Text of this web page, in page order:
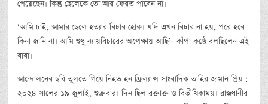
পেয়েছেন। কিন্তু ছেলেকে তো আর ফেরত পাবেন না।
‘আমি চাই, আমার ছেলে হত্যার বিচার হোক। যদি এখন বিচার না হয়, পরে হবে
কিনা জানি না। আমি শুধু ন্যায়বিচারের অপেক্ষায় আছি’- কাঁপা কণ্ঠে বলছিলেন এই
বাবা।
আন্দোলনের ছবি তুলতে গিয়ে নিহত হন ফ্রিল্যান্স সাংবাদিক তাহির জামান প্রিয় :
২০২৪ সালের ১৯ জুলাই, শুক্রবার। দিন ছিল রক্তাক্ত ও বিভীষিকাময়। রাজধানীর